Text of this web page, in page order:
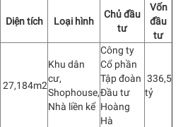
Diện tích Loại hình
Chủ đầu
tư
Vốn
đầu
tư
27,184m2
Khu dân
cư,
Shophouse,
Nhà liền kể
Công ty
Cổ phần
Tập đoàn
Đầu tư
Hoàng
Hà
336,5
tỷ